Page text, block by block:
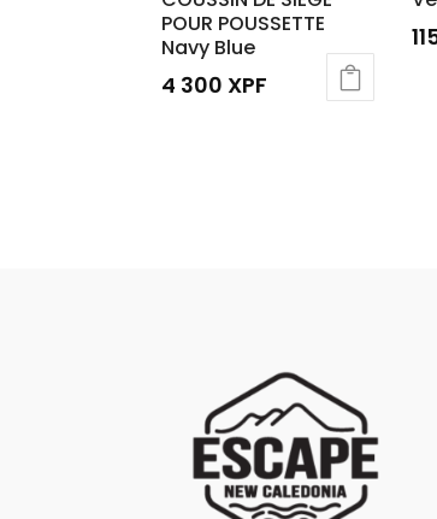
POUR POUSSETTE
Navy Blue
4 300 XPF